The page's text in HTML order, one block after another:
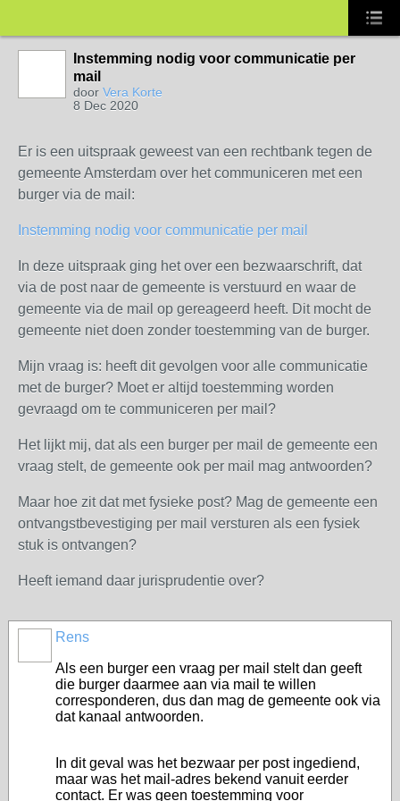
Instemming nodig voor communicatie per
mail
door Vera Korte
8 Dec 2020
Er is een uitspraak geweest van een rechtbank tegen de
gemeente Amsterdam over het communiceren met een
burger via de mail:
Instemming nodig voor communicatie per mail
In deze uitspraak ging het over een bezwaarschrift, dat
via de post naar de gemeente is verstuurd en waar de
gemeente via de mail op gereageerd heeft. Dit mocht de
gemeente niet doen zonder toestemming van de burger.
Mijn vraag is: heeft dit gevolgen voor alle communicatie
met de burger? Moet er altijd toestemming worden
gevraagd om te communiceren per mail?
Het lijkt mij, dat als een burger per mail de gemeente een
vraag stelt, de gemeente ook per mail mag antwoorden?
Maar hoe zit dat met fysieke post? Mag de gemeente een
ontvangstbevestiging per mail versturen als een fysiek
stuk is ontvangen?
Heeft iemand daar jurisprudentie over?
Rens
Als een burger een vraag per mail stelt dan geeft
die burger daarmee aan via mail te willen
corresponderen, dus dan mag de gemeente ook via
dat kanaal antwoorden.
In dit geval was het bezwaar per post ingediend,
maar was het mail-adres bekend vanuit eerder
contact. Er was geen toestemming voor